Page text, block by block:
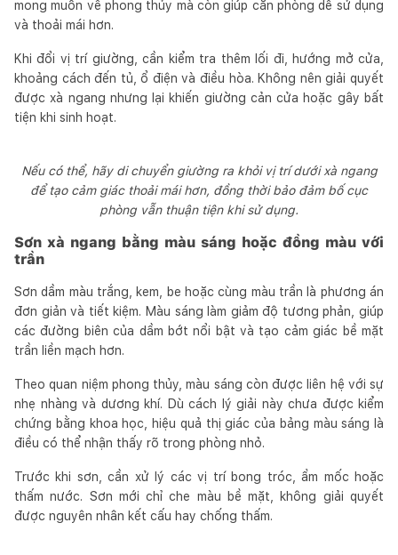
mong muốn về phong thủy mà còn giúp căn phòng dễ sử dụng
và thoải mái hơn.
Khi đổi vị trí giường, cần kiểm tra thêm lối đi, hướng mở cửa,
khoảng cách đến tủ, ổ điện và điều hòa. Không nên giải quyết
được xà ngang nhưng lại khiến giường cản cửa hoặc gây bất
tiện khi sinh hoạt.
Nếu có thể, hãy di chuyển giường ra khỏi vị trí dưới xà ngang
để tạo cảm giác thoải mái hơn, đồng thời bảo đảm bố cục
phòng vẫn thuận tiện khi sử dụng.
Sơn xà ngang bằng màu sáng hoặc đồng màu với
trần
Sơn dầm màu trắng, kem, be hoặc cùng màu trần là phương án
đơn giản và tiết kiệm. Màu sáng làm giảm độ tương phản, giúp
các đường biên của dầm bớt nổi bật và tạo cảm giác bề mặt
trần liền mạch hơn.
Theo quan niệm phong thủy, màu sáng còn được liên hệ với sự
nhẹ nhàng và dương khí. Dù cách lý giải này chưa được kiểm
chứng bằng khoa học, hiệu quả thị giác của bảng màu sáng là
điều có thể nhận thấy rõ trong phòng nhỏ.
Trước khi sơn, cần xử lý các vị trí bong tróc, ẩm mốc hoặc
thấm nước. Sơn mới chỉ che màu bề mặt, không giải quyết
được nguyên nhân kết cấu hay chống thấm.